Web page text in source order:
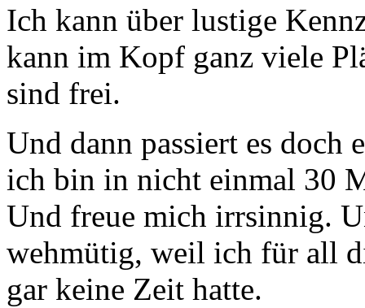
Ich kann über lustige
kann im Kopf ganz viele
sind frei.
Und dann passiert es doch
ich bin in nicht einmal 30
Und freue mich irrsinnig.
wehmütig, weil ich für all
gar keine Zeit hatte.